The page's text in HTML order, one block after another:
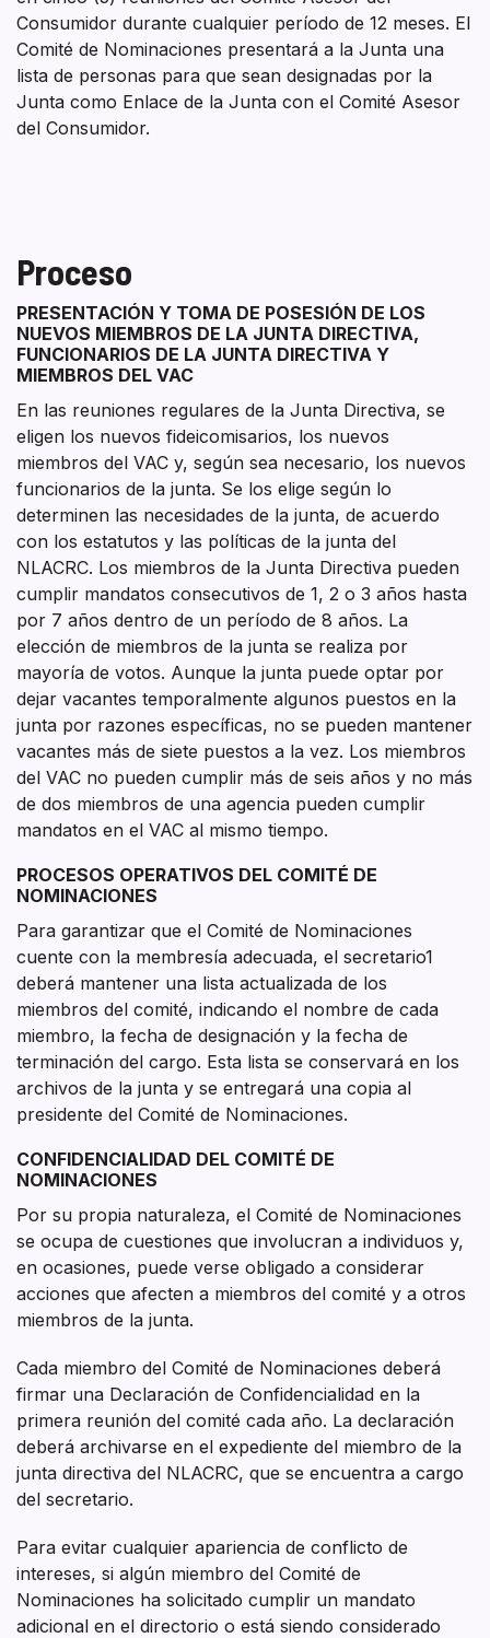
Consumidor durante cualquier período de 12 meses. El
Comité de Nominaciones presentará a la Junta una
lista de personas para que sean designadas por la
Junta como Enlace de la Junta con el Comité Asesor
del Consumidor.
Proceso
Section heading
Section heading
PRESENTACIÓN Y TOMA DE POSESIÓN DE LOS
NUEVOS MIEMBROS DE LA JUNTA DIRECTIVA,
FUNCIONARIOS DE LA JUNTA DIRECTIVA Y
MIEMBROS DEL VAC
En las reuniones regulares de la Junta Directiva, se
eligen los nuevos fideicomisarios, los nuevos
miembros del VAC y, según sea necesario, los nuevos
funcionarios de la junta. Se los elige según lo
determinen las necesidades de la junta, de acuerdo
con los estatutos y las políticas de la junta del
NLACRC. Los miembros de la Junta Directiva pueden
cumplir mandatos consecutivos de 1, 2 o 3 años hasta
por 7 años dentro de un período de 8 años. La
elección de miembros de la junta se realiza por
mayoría de votos. Aunque la junta puede optar por
dejar vacantes temporalmente algunos puestos en la
junta por razones específicas, no se pueden mantener
vacantes más de siete puestos a la vez. Los miembros
del VAC no pueden cumplir más de seis años y no más
de dos miembros de una agencia pueden cumplir
mandatos en el VAC al mismo tiempo.
PROCESOS OPERATIVOS DEL COMITÉ DE
NOMINACIONES
Para garantizar que el Comité de Nominaciones
cuente con la membresía adecuada, el secretario1
deberá mantener una lista actualizada de los
miembros del comité, indicando el nombre de cada
miembro, la fecha de designación y la fecha de
terminación del cargo. Esta lista se conservará en los
archivos de la junta y se entregará una copia al
presidente del Comité de Nominaciones.
CONFIDENCIALIDAD DEL COMITÉ DE
NOMINACIONES
Por su propia naturaleza, el Comité de Nominaciones
se ocupa de cuestiones que involucran a individuos y,
en ocasiones, puede verse obligado a considerar
acciones que afecten a miembros del comité y a otros
miembros de la junta.
Cada miembro del Comité de Nominaciones deberá
firmar una Declaración de Confidencialidad en la
primera reunión del comité cada año. La declaración
deberá archivarse en el expediente del miembro de la
junta directiva del NLACRC, que se encuentra a cargo
del secretario.
Para evitar cualquier apariencia de conflicto de
intereses, si algún miembro del Comité de
Nominaciones ha solicitado cumplir un mandato
adicional en el directorio o está siendo considerado